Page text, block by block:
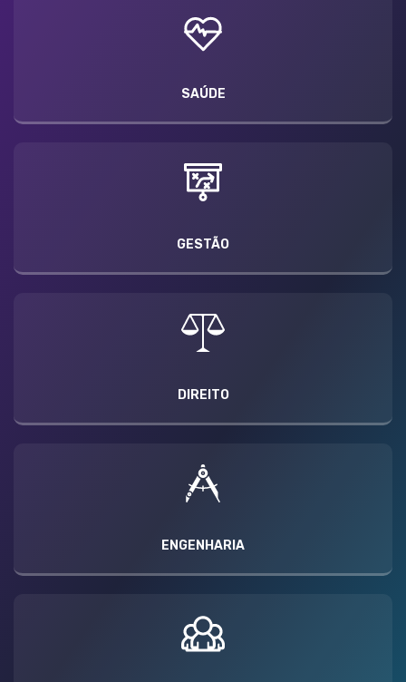
SAÚDE
GESTÃO
DIREITO
ENGENHARIA